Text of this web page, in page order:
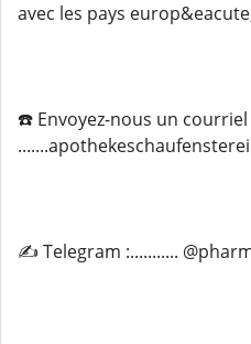
avec les pays
☎️ Envoyez-nous un courriel
✍️ Telegram :...........